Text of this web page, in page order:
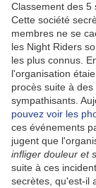
Classement des 5
Cette société
membres ne se
les Night Riders
les plus connus.
l'organisation
procès suite à
sympathisants.
pouvez voir les
ces événements
jugent que
infliger douleur et
suite à ces
secrètes, qu'est-il